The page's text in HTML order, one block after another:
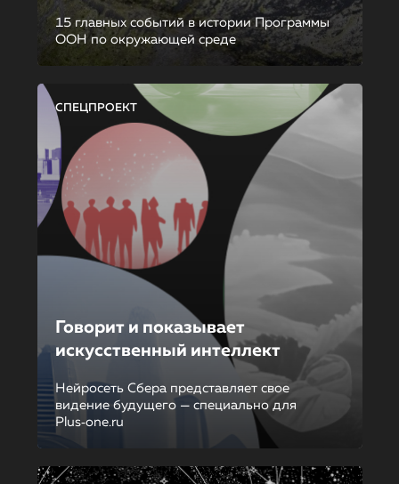
15 главных событий в истории Программы
ООН по окружающей среде
СПЕЦПРОЕКТ
Говорит и показывает
искусственный интеллект
Нейросеть Сбера представляет свое
видение будущего — специально для
Plus‑one.ru